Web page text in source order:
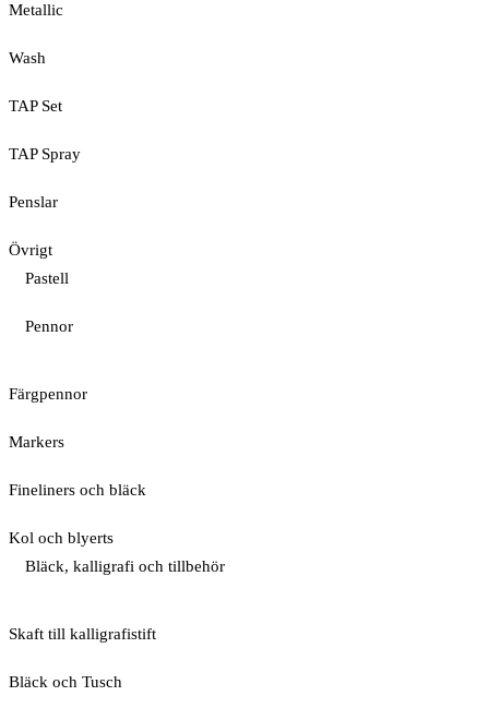
Metallic
Wash
TAP Set
TAP Spray
Penslar
Övrigt
Pastell
Pennor
Färgpennor
Markers
Fineliners och bläck
Kol och blyerts
Bläck, kalligrafi och tillbehör
Skaft till kalligrafistift
Bläck och Tusch